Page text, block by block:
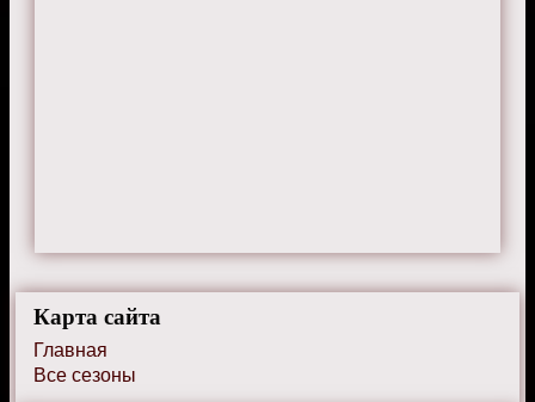
Карта сайта
Главная
Все сезоны